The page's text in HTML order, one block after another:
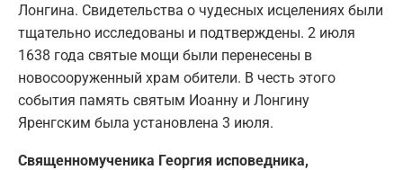
Лонгина. Свидетельства о чудесных исцелениях были
тщательно исследованы и подтверждены. 2 июля
1638 года святые мощи были перенесены в
новосооруженный храм обители. В честь этого
события память святым Иоанну и Лонгину
Яренгским была установлена 3 июля.
Священномученика Георгия исповедника,